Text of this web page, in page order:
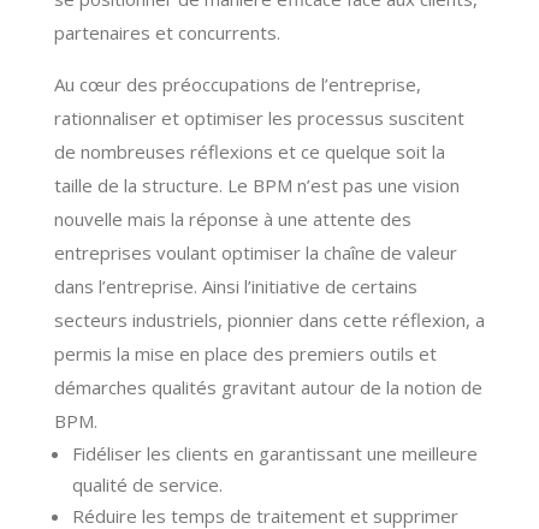
partenaires et concurrents.
Au cœur des préoccupations de l’entreprise,
rationnaliser et optimiser les processus suscitent
de nombreuses réflexions et ce quelque soit la
taille de la structure. Le BPM n’est pas une vision
nouvelle mais la réponse à une attente des
entreprises voulant optimiser la chaîne de valeur
dans l’entreprise. Ainsi l’initiative de certains
secteurs industriels, pionnier dans cette réflexion, a
permis la mise en place des premiers outils et
démarches qualités gravitant autour de la notion de
BPM.
Fidéliser les clients en garantissant une meilleure
qualité de service.
Réduire les temps de traitement et supprimer